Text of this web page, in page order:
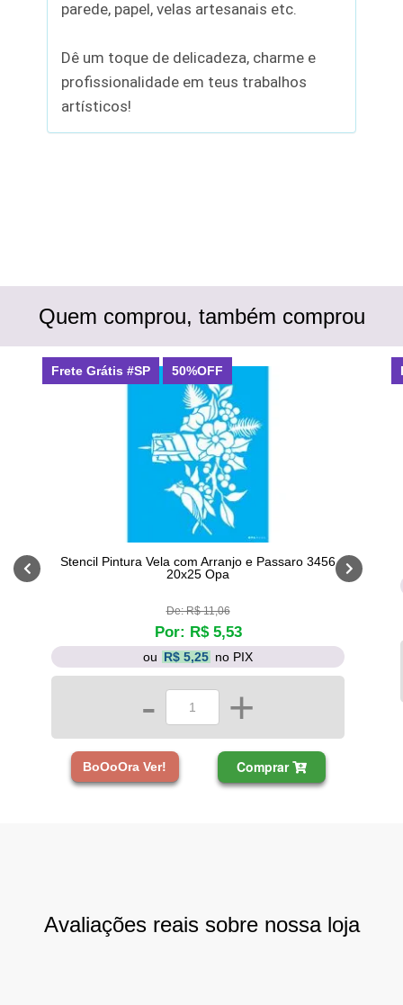
parede, papel, velas artesanais etc.
Dê um toque de delicadeza, charme e
profissionalidade em teus trabalhos
artísticos!
Quem comprou, também comprou
Stencil Pintura Vela com Arranjo e Passaro 3456
20x25 Opa
De: R$ 11,06
Por: R$ 5,53
ou R$ 5,25 no PIX
- +
BoOoOra Ver! Comprar
Frete Grátis #SP 50%OFF
Avaliações reais sobre nossa loja